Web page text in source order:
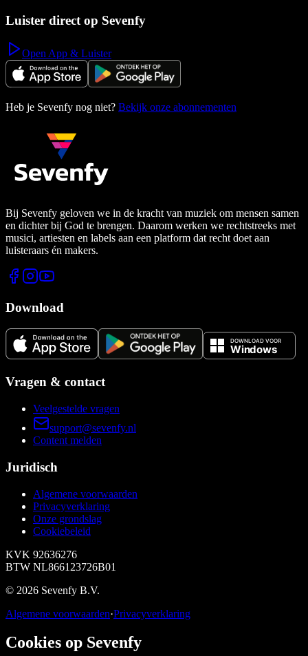
Luister direct op Sevenfy
Open App & Luister
Heb je Sevenfy nog niet? Bekijk onze abonnementen
Bij Sevenfy geloven we in de kracht van muziek om mensen samen
en dichter bij God te brengen. Daarom werken we rechtstreeks met
musici, artiesten en labels aan een platform dat recht doet aan
luisteraars én makers.
Download
Vragen & contact
Veelgestelde vragen
support@sevenfy.nl
Content melden
Juridisch
Algemene voorwaarden
Privacyverklaring
Onze grondslag
Cookiebeleid
KVK 92636276
BTW NL866123726B01
© 2026 Sevenfy B.V.
Algemene voorwaarden·Privacyverklaring
Cookies op Sevenfy